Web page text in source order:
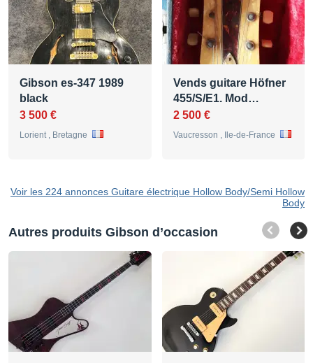
Gibson es-347 1989
black
3 500 €
Lorient , Bretagne
Vends guitare Höfner
455/S/E1. Mod…
2 500 €
Vaucresson , Ile-de-France
Voir les 224 annonces Guitare électrique Hollow Body/Semi Hollow
Body
Autres produits Gibson d’occasion